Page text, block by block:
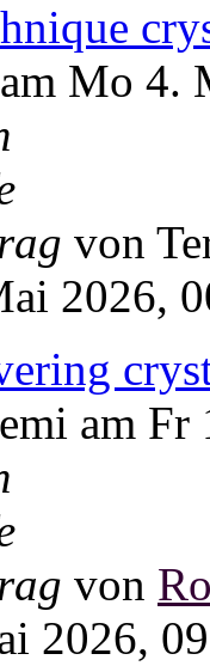
Mo 4.
von
2026,
am
von
2026,